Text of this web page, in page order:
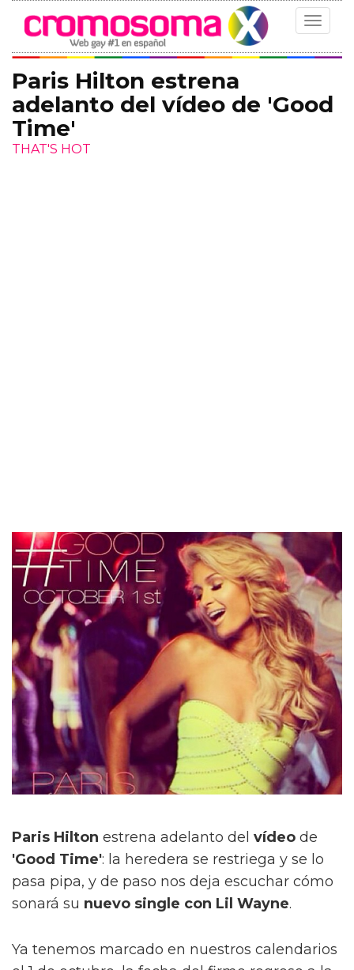
Toggle
Paris Hilton estrena
adelanto del vídeo de 'Good
Time'
THAT'S HOT
Paris Hilton estrena adelanto del vídeo de
'Good Time': la heredera se restriega y se lo
pasa pipa, y de paso nos deja escuchar cómo
sonará su nuevo single con Lil Wayne.
Ya tenemos marcado en nuestros calendarios